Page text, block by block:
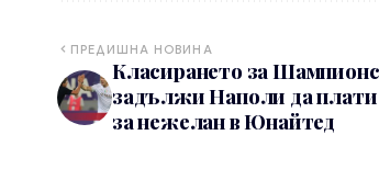
ПРЕДИШНА НОВИНА
Класирането за
задължи Наполи да плати
за нежелан в Юнайтед